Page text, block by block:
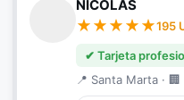
NICOLAS
195
✔ Tarjeta
📍 Santa Marta ·